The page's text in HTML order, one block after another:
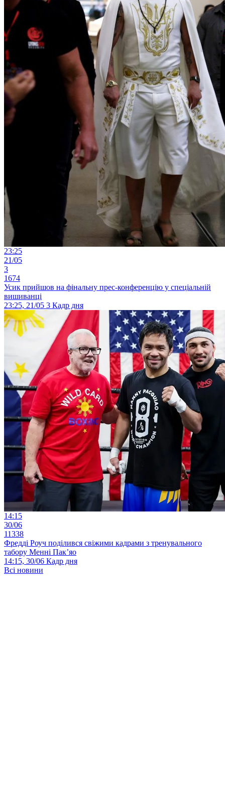
23:25
21/05
3
1674
Усик прийшов на фінальну прес-конференцію у спеціальній
вишиванці
23:25, 21/05 3 Кадр дня
14:15
30/06
11338
Фредді Роуч поділився свіжими кадрами з тренувального
табору Менні Пак’яо
14:15, 30/06 Кадр дня
Всі новини